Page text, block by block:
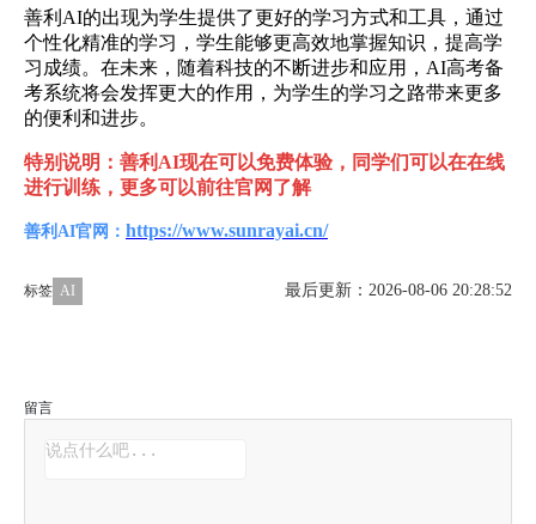
善利AI的出现为学生提供了更好的学习方式和工具，通过
个性化精准的学习，学生能够更高效地掌握知识，提高学
习成绩。在未来，随着科技的不断进步和应用，AI高考备
考系统将会发挥更大的作用，为学生的学习之路带来更多
的便利和进步。
特别说明：善利AI现在可以免费体验，同学们可以在在线
进行训练，更多可以前往官网了解
善利AI官网： https://www.sunrayai.cn/
标签 AI 最后更新：2026-08-06 20:28:52
留言